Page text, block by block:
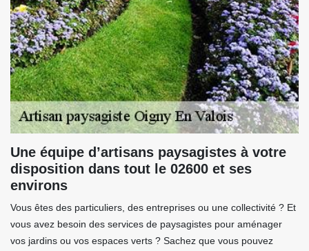
Une équipe d’artisans paysagistes à votre
disposition dans tout le 02600 et ses
environs
Vous êtes des particuliers, des entreprises ou une collectivité ? Et
vous avez besoin des services de paysagistes pour aménager
vos jardins ou vos espaces verts ? Sachez que vous pouvez